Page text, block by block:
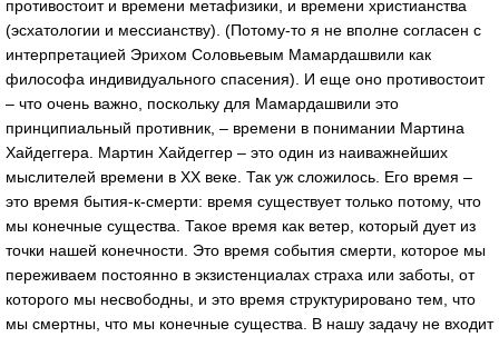
противостоит и времени метафизики, и времени христианства
(эсхатологии и мессианству). (Потому-то я не вполне согласен с
интерпретацией Эрихом Соловьевым Мамардашвили как
философа индивидуального спасения). И еще оно противостоит
– что очень важно, поскольку для Мамардашвили это
принципиальный противник, – времени в понимании Мартина
Хайдеггера. Мартин Хайдеггер – это один из наиважнейших
мыслителей времени в XX веке. Так уж сложилось. Его время –
это время бытия-к-смерти: время существует только потому, что
мы конечные существа. Такое время как ветер, который дует из
точки нашей конечности. Это время события смерти, которое мы
переживаем постоянно в экзистенциалах страха или заботы, от
которого мы несвободны, и это время структурировано тем, что
мы смертны, что мы конечные существа. В нашу задачу не входит